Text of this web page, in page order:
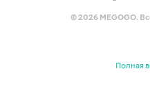
© 2026 MEGOGO.
Полная